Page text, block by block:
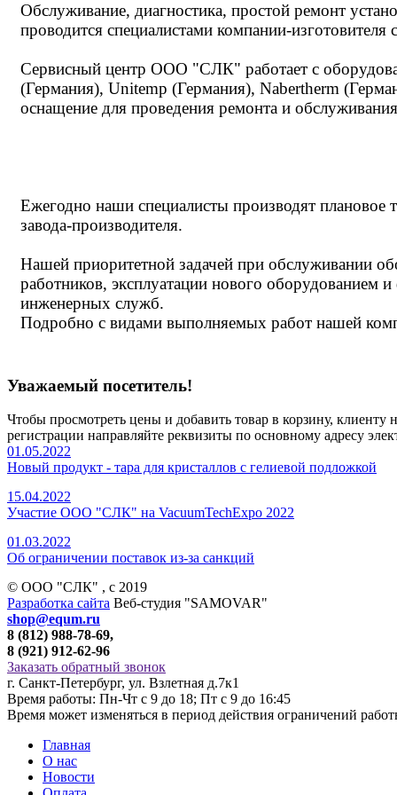
Обслуживание, диагностика, простой ремонт
проводится специалистами компании-
Сервисный центр ООО "СЛК" работает с
(Германия), Unitemp (Германия), Nabertherm
оснащение для проведения ремонта и
Ежегодно наши специалисты производят плановое
завода-производителя.
Нашей приоритетной задачей при обслуживании
работников, эксплуатации нового оборудованием
инженерных служб.
Подробно с видами выполняемых работ нашей
Уважаемый посетитель!
Чтобы просмотреть цены и добавить товар в корзину, клиенту
регистрации направляйте реквизиты по основному адресу
01.05.2022
Новый продукт - тара для кристаллов с гелиевой подложкой
15.04.2022
Участие ООО "СЛК" на VacuumTechExpo 2022
01.03.2022
Об ограничении поставок из-за санкций
© ООО "СЛК" , c 2019
Разработка сайта Веб-студия "SAMOVAR"
shop@equm.ru
8 (812) 988-78-69,
8 (921) 912-62-96
Заказать обратный звонок
г. Санкт-Петербург, ул. Взлетная д.7к1
Время работы: Пн-Чт с 9 до 18; Пт с 9 до 16:45
Время может изменяться в период действия ограничений
Главная
О нас
Новости